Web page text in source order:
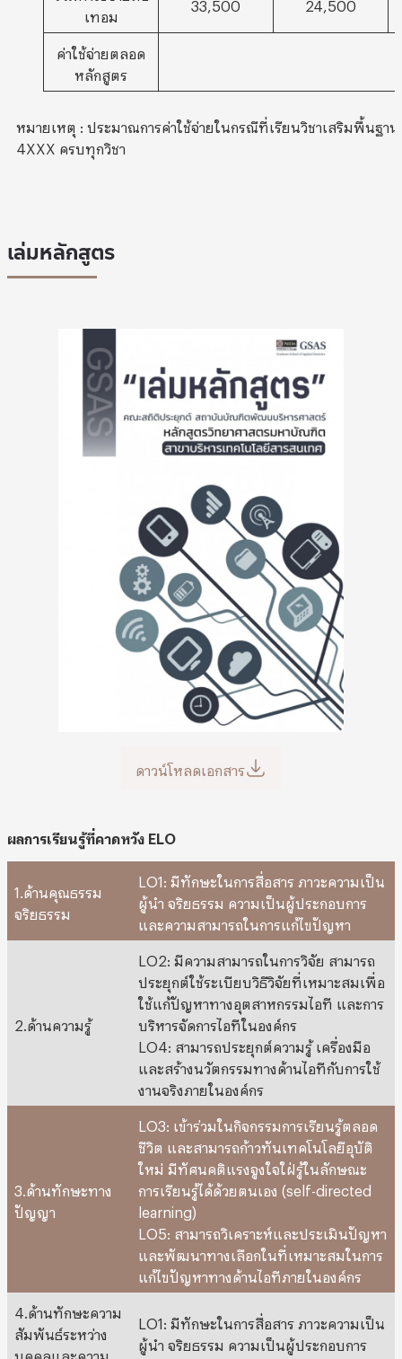
เทอม
33,500 24,500
ค่าใช้จ่ายตลอด
หลักสูตร
หมายเหตุ : ประมาณการค่าใช้จ่ายในกรณีที่เรียนวิชาเสริมพื้นฐา
4XXX ครบทุกวิชา
เล่มหลักสูตร
ดาวน์โหลดเอกสาร
ผลการเรียนรู้ที่คาดหวัง ELO
1.ด้านคุณธรรม
จริยธรรม
LO1: มีทักษะในการสื่อสาร ภาวะความเป็น
ผู้นำ จริยธรรม ความเป็นผู้ประกอบการ
และความสามารถในการแก้ไขปัญหา
2.ด้านความรู้
LO2: มีความสามารถในการวิจัย สามารถ
ประยุกต์ใช้ระเบียบวิธีวิจัยที่เหมาะสมเพื่อ
ใช้แก้ปัญหาทางอุตสาหกรรมไอที และการ
บริหารจัดการไอทีในองค์กร
LO4: สามารถประยุกต์ความรู้ เครื่องมือ
และสร้างนวัตกรรมทางด้านไอทีกับการใช้
งานจริงภายในองค์กร
3.ด้านทักษะทาง
ปัญญา
LO3: เข้าร่วมในกิจกรรมการเรียนรู้ตลอด
ชีวิต และสามารถก้าวทันเทคโนโลยีอุบัติ
ใหม่ มีทัศนคติแรงจูงใจใฝ่รู้ในลักษณะ
การเรียนรู้ได้ด้วยตนเอง (self-directed
learning)
LO5: สามารถวิเคราะห์และประเมินปัญหา
และพัฒนาทางเลือกในที่เหมาะสมในการ
แก้ไขปัญหาทางด้านไอทีภายในองค์กร
4.ด้านทักษะความ
สัมพันธ์ระหว่าง
บุคคลและความ
LO1: มีทักษะในการสื่อสาร ภาวะความเป็น
ผู้นำ จริยธรรม ความเป็นผู้ประกอบการ